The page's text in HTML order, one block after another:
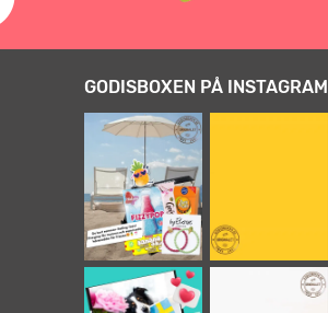
GODISBOXEN PÅ INSTAGRAM